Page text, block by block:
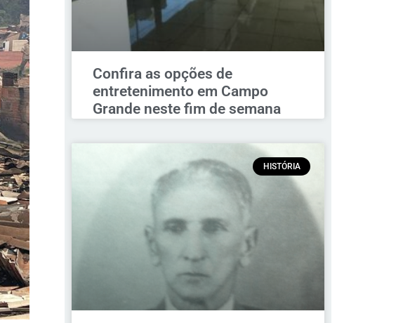
Confira as opções de
entretenimento em Campo
Grande neste fim de semana
HISTÓRIA